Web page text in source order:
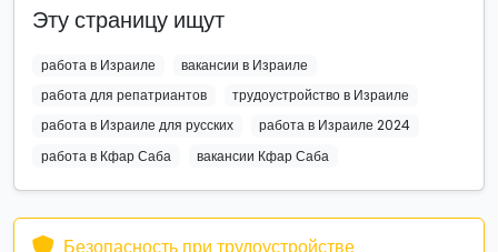
Эту страницу ищут
работа в Израиле
вакансии в Израиле
работа для репатриантов
трудоустройство в Израиле
работа в Израиле для русских
работа в Израиле 2024
работа в Кфар Саба
вакансии Кфар Саба
Безопасность при трудоустройстве